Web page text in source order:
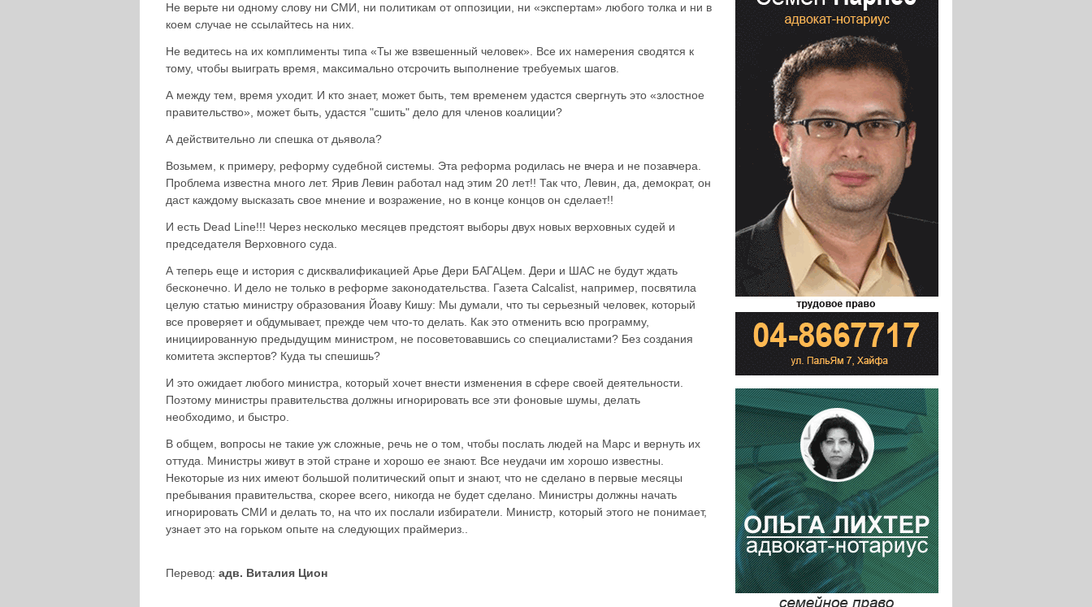
Не верьте ни одному слову ни СМИ, ни политикам от оппозиции, ни «экспертам» любого толка и ни в
коем случае не ссылайтесь на них.
Не ведитесь на их комплименты типа «Ты же взвешенный человек». Все их намерения сводятся к
тому, чтобы выиграть время, максимально отсрочить выполнение требуемых шагов.
А между тем, время уходит. И кто знает, может быть, тем временем удастся свергнуть это «злостное
правительство», может быть, удастся "сшить" дело для членов коалиции?
А действительно ли спешка от дьявола?
Возьмем, к примеру, реформу судебной системы. Эта реформа родилась не вчера и не позавчера.
Проблема известна много лет. Ярив Левин работал над этим 20 лет!! Так что, Левин, да, демократ, он
даст каждому высказать свое мнение и возражение, но в конце концов он сделает!!
И есть Dead Line!!! Через несколько месяцев предстоят выборы двух новых верховных судей и
председателя Верховного суда.
А теперь еще и история с дисквалификацией Арье Дери БАГАЦем. Дери и ШАС не будут ждать
бесконечно. И дело не только в реформе законодательства. Газета Calcalist, например, посвятила
целую статью министру образования Йоаву Кишу: Мы думали, что ты серьезный человек, который
все проверяет и обдумывает, прежде чем что-то делать. Как это отменить всю программу,
инициированную предыдущим министром, не посоветовавшись со специалистами? Без создания
комитета экспертов? Куда ты спешишь?
И это ожидает любого министра, который хочет внести изменения в сфере своей деятельности.
Поэтому министры правительства должны игнорировать все эти фоновые шумы, делать
необходимо, и быстро.
В общем, вопросы не такие уж сложные, речь не о том, чтобы послать людей на Марс и вернуть их
оттуда. Министры живут в этой стране и хорошо ее знают. Все неудачи им хорошо известны.
Некоторые из них имеют большой политический опыт и знают, что не сделано в первые месяцы
пребывания правительства, скорее всего, никогда не будет сделано. Министры должны начать
игнорировать СМИ и делать то, на что их послали избиратели. Министр, который этого не понимает,
узнает это на горьком опыте на следующих праймериз..
Перевод: адв. Виталия Цион